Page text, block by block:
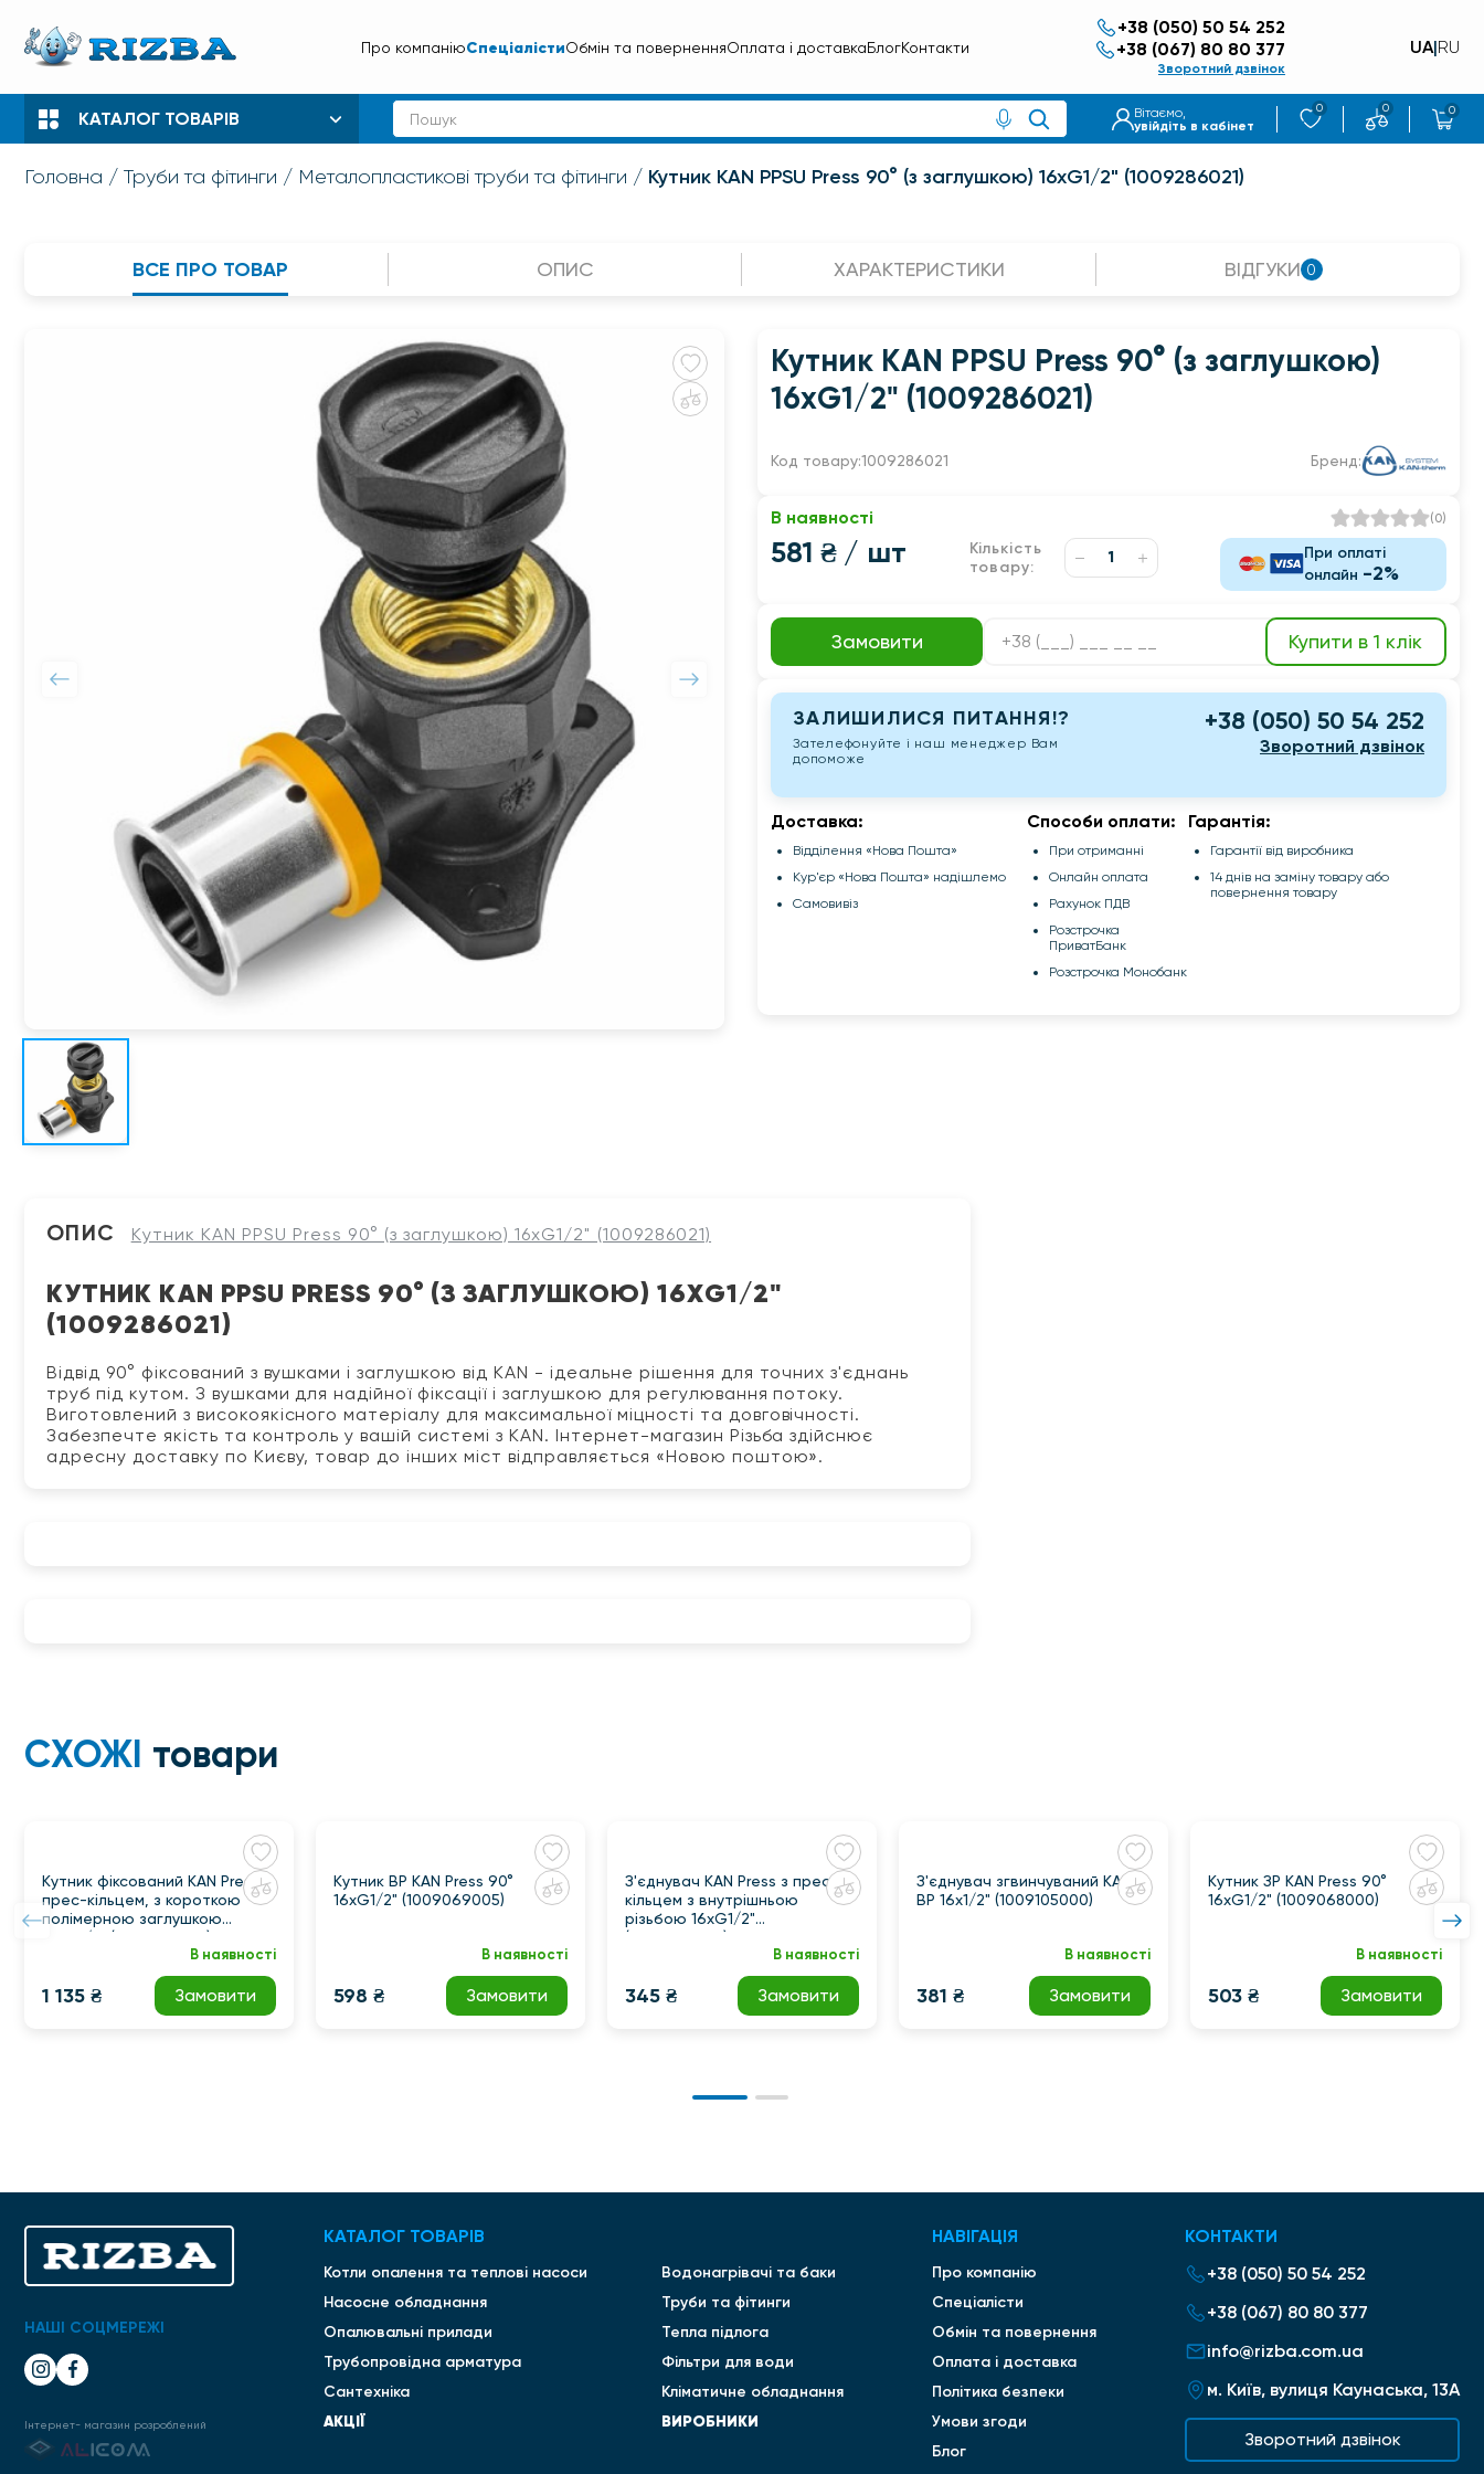
Про компаніюСпеціалістиОбмін та поверненняОплата і доставкаБлогКонтакти
+38 (050) 50 54 252
+38 (067) 80 80 377
Зворотний дзвінок
UA|RU
КАТАЛОГ ТОВАРІВ
Вітаємо,
увійдіть в кабінет
0 0 0
Головна Труби та фітинги Металопластикові труби та фітинги Кутник KAN PPSU Press 90° (з заглушкою) 16хG1/2" (1009286021)
ВСЕ ПРО ТОВАР ОПИС ХАРАКТЕРИСТИКИ ВІДГУКИ 0
Кутник KAN PPSU Press 90° (з заглушкою)
16хG1/2" (1009286021)
Код товару:1009286021 Бренд:
В наявності (0)
581 ₴/ шт
Кількість
товару:
При оплаті
онлайн -2%
Замовити Купити в 1 клік
ЗАЛИШИЛИСЯ ПИТАННЯ!?
Зателефонуйте і наш менеджер Вам
допоможе
+38 (050) 50 54 252
Зворотний дзвінок
Доставка:
Відділення «Нова Пошта»
Кур'єр «Нова Пошта» надішлемо
Самовивіз
Способи оплати:
При отриманні
Онлайн оплата
Рахунок ПДВ
Розстрочка
ПриватБанк
Розстрочка Монобанк
Гарантія:
Гарантії від виробника
14 днів на заміну товару або
повернення товару
ОПИС Кутник KAN PPSU Press 90° (з заглушкою) 16хG1/2" (1009286021)
КУТНИК KAN PPSU PRESS 90° (З ЗАГЛУШКОЮ) 16ХG1/2"
(1009286021)
Відвід 90° фіксований з вушками і заглушкою від KAN - ідеальне рішення для точних з'єднань
труб під кутом. З вушками для надійної фіксації і заглушкою для регулювання потоку.
Виготовлений з високоякісного матеріалу для максимальної міцності та довговічності.
Забезпечте якість та контроль у вашій системі з KAN. Інтернет-магазин Різьба здійснює
адресну доставку по Києву, товар до інших міст відправляється «Новою поштою».
СХОЖІ товари
Кутник фіксований KAN Press з
прес-кільцем, з короткою
полімерною заглушкою
16хG1/2" (1009285009)
В наявності
1 135 ₴ Замовити
Кутник ВР KAN Press 90°
16xG1/2" (1009069005)
В наявності
598 ₴ Замовити
З'єднувач KAN Press з прес-
кільцем з внутрішньою
різьбою 16хG1/2"
(1009044002)
В наявності
345 ₴ Замовити
З'єднувач згвинчуваний KAN
ВР 16x1/2" (1009105000)
В наявності
381 ₴ Замовити
Кутник ЗР KAN Press 90°
16xG1/2" (1009068000)
В наявності
503 ₴ Замовити
НАШІ СОЦМЕРЕЖІ
Інтернет- магазин розроблений
КАТАЛОГ ТОВАРІВ
Котли опалення та теплові насоси
Водонагрівачі та баки
Насосне обладнання
Труби та фітинги
Опалювальні прилади
Тепла підлога
Трубопровідна арматура
Фільтри для води
Сантехніка
Кліматичне обладнання
АКЦІЇ ВИРОБНИКИ
НАВІГАЦІЯ
Про компанію
Спеціалісти
Обмін та повернення
Оплата і доставка
Політика безпеки
Умови згоди
Блог
КОНТАКТИ
+38 (050) 50 54 252
+38 (067) 80 80 377
info@rizba.com.ua
м. Київ, вулиця Каунаська, 13А
Зворотний дзвінок